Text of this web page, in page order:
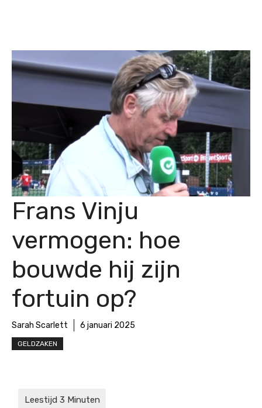
Frans Vinju
vermogen: hoe
bouwde hij zijn
fortuin op?
Sarah Scarlett 6 januari 2025
GELDZAKEN